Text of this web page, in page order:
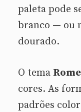
paleta pode
branco — ou
dourado.
O tema
cores. As
padrões